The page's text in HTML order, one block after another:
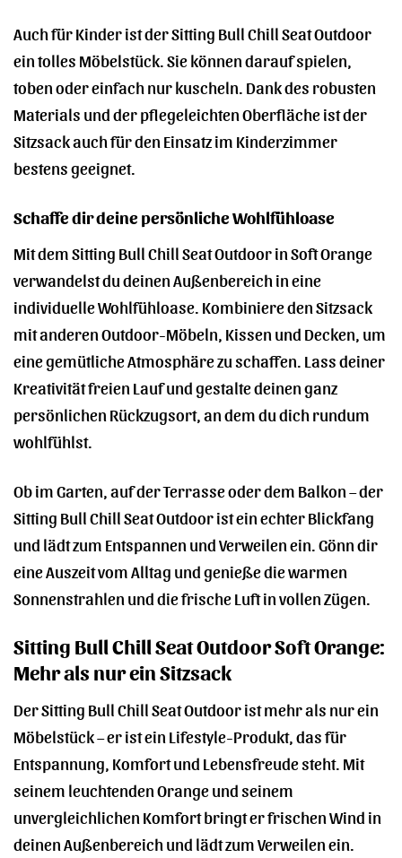
Auch für Kinder ist der Sitting Bull Chill Seat Outdoor
ein tolles Möbelstück. Sie können darauf spielen,
toben oder einfach nur kuscheln. Dank des robusten
Materials und der pflegeleichten Oberfläche ist der
Sitzsack auch für den Einsatz im Kinderzimmer
bestens geeignet.
Schaffe dir deine persönliche Wohlfühloase
Mit dem Sitting Bull Chill Seat Outdoor in Soft Orange
verwandelst du deinen Außenbereich in eine
individuelle Wohlfühloase. Kombiniere den Sitzsack
mit anderen Outdoor-Möbeln, Kissen und Decken, um
eine gemütliche Atmosphäre zu schaffen. Lass deiner
Kreativität freien Lauf und gestalte deinen ganz
persönlichen Rückzugsort, an dem du dich rundum
wohlfühlst.
Ob im Garten, auf der Terrasse oder dem Balkon – der
Sitting Bull Chill Seat Outdoor ist ein echter Blickfang
und lädt zum Entspannen und Verweilen ein. Gönn dir
eine Auszeit vom Alltag und genieße die warmen
Sonnenstrahlen und die frische Luft in vollen Zügen.
Sitting Bull Chill Seat Outdoor Soft Orange:
Mehr als nur ein Sitzsack
Der Sitting Bull Chill Seat Outdoor ist mehr als nur ein
Möbelstück – er ist ein Lifestyle-Produkt, das für
Entspannung, Komfort und Lebensfreude steht. Mit
seinem leuchtenden Orange und seinem
unvergleichlichen Komfort bringt er frischen Wind in
deinen Außenbereich und lädt zum Verweilen ein.